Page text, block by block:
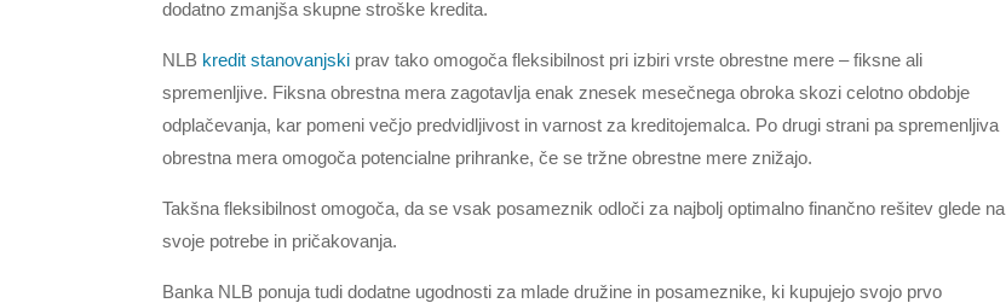
dodatno zmanjša skupne stroške kredita.
NLB kredit stanovanjski prav tako omogoča fleksibilnost pri izbiri vrste obrestne mere – fiksne ali
spremenljive. Fiksna obrestna mera zagotavlja enak znesek mesečnega obroka skozi celotno obdobje
odplačevanja, kar pomeni večjo predvidljivost in varnost za kreditojemalca. Po drugi strani pa spremenljiva
obrestna mera omogoča potencialne prihranke, če se tržne obrestne mere znižajo.
Takšna fleksibilnost omogoča, da se vsak posameznik odloči za najbolj optimalno finančno rešitev glede na
svoje potrebe in pričakovanja.
Banka NLB ponuja tudi dodatne ugodnosti za mlade družine in posameznike, ki kupujejo svojo prvo